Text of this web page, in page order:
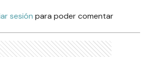
sesión para poder comentar